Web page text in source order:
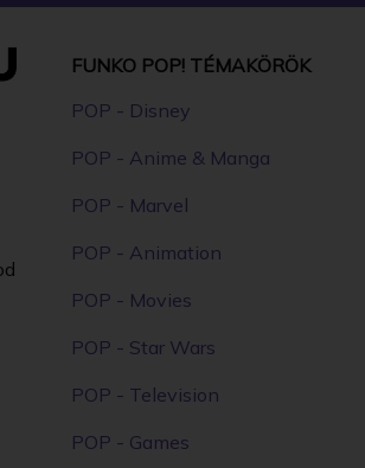
FUNKO POP! TÉMAKÖRÖK
POP - Disney
POP - Anime & Manga
POP - Marvel
POP - Animation
POP - Movies
POP - Star Wars
POP - Television
POP - Games